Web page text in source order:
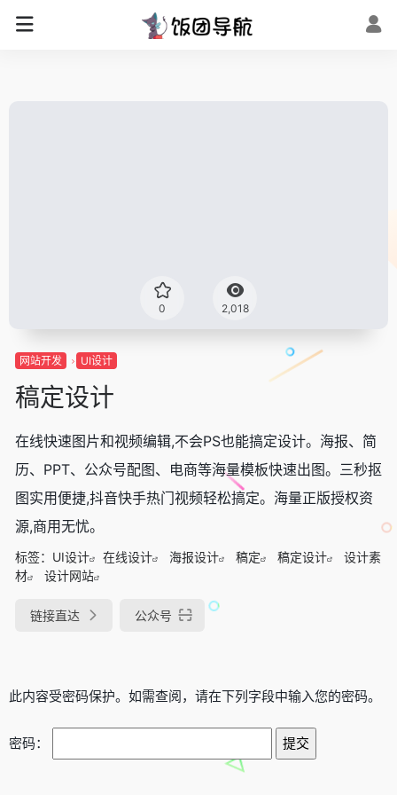
0 2,018
网站开发 UI设计
稿定设计
在线快速图片和视频编辑,不会PS也能搞定设计。海报、简
历、PPT、公众号配图、电商等海量模板快速出图。三秒抠
图实用便捷,抖音快手热门视频轻松搞定。海量正版授权资
源,商用无忧。
标签： UI设计 在线设计 海报设计 稿定 稿定设计
设计素
材
设计网站
链接直达 公众号
此内容受密码保护。如需查阅，请在下列字段中输入您的密码。
密码：